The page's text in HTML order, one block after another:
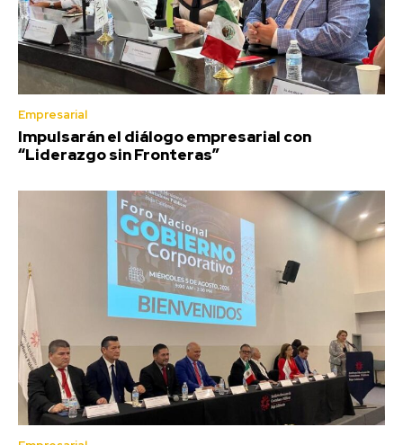
Empresarial
Impulsarán el diálogo empresarial con
“Liderazgo sin Fronteras”